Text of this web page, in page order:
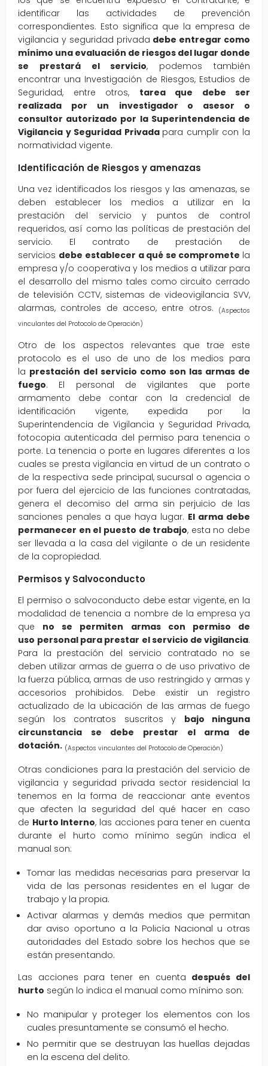
identificar las actividades de prevención
correspondientes. Esto significa que la empresa de
vigilancia y seguridad privada debe entregar como
mínimo una evaluación de riesgos del lugar donde
se prestará el servicio, podemos también
encontrar una Investigación de Riesgos, Estudios de
Seguridad, entre otros, tarea que debe ser
realizada por un
investigador o asesor o
consultor autorizado por la Superintendencia de
Vigilancia y Seguridad Privada para cumplir con la
normatividad vigente.
Identificación de Riesgos y amenazas
Una vez identificados los riesgos y las amenazas, se
deben establecer los medios a utilizar en la
prestación del servicio y puntos de control
requeridos, así como las políticas de prestación del
servicio. El contrato de prestación de
servicios debe establecer a qué se compromete la
empresa y/o cooperativa y los medios a utilizar para
el desarrollo del mismo tales como circuito cerrado
de televisión CCTV, sistemas de videovigilancia SVV,
alarmas, controles de acceso, entre otros.
(Aspectos
vinculantes del Protocolo de Operación)
Otro de los aspectos relevantes que trae este
protocolo es el uso de uno de los medios para
la prestación del servicio como son las armas de
fuego. El personal de vigilantes que porte
armamento debe contar con la credencial de
identificación vigente, expedida por la
Superintendencia de Vigilancia y Seguridad Privada,
fotocopia autenticada del permiso para tenencia o
porte. La tenencia o porte en lugares diferentes a los
cuales se presta vigilancia en virtud de un contrato o
de la respectiva sede principal, sucursal o agencia o
por fuera del ejercicio de las funciones contratadas,
genera el decomiso del arma sin perjuicio de las
sanciones penales a que haya lugar. El arma debe
permanecer en el puesto de trabajo, esta no debe
ser llevada a la casa del vigilante o de un residente
de la copropiedad.
Permisos y Salvoconducto
El permiso o salvoconducto debe estar vigente, en la
modalidad de tenencia a nombre de la empresa ya
que no se permiten armas con permiso de
uso personal para prestar el servicio de vigilancia.
Para la prestación del servicio contratado no se
deben utilizar armas de guerra o de uso privativo de
la fuerza pública, armas de uso restringido y armas y
accesorios prohibidos. Debe existir un registro
actualizado de la ubicación de las armas de fuego
según los contratos suscritos y bajo ninguna
circunstancia se debe prestar el arma de
dotación. (Aspectos vinculantes del Protocolo de Operación)
Otras condiciones para la prestación del servicio de
vigilancia y seguridad privada sector residencial la
tenemos en la forma de reaccionar ante eventos
que afecten la seguridad del qué hacer en caso
de Hurto Interno, las acciones para tener en cuenta
durante el hurto como mínimo según indica el
manual son:
Tomar las medidas necesarias para preservar la
vida de las personas residentes en el lugar de
trabajo y la propia.
Activar alarmas y demás medios que permitan
dar aviso oportuno a la Policía Nacional u otras
autoridades del Estado sobre los hechos que se
están presentando.
Las acciones para tener en cuenta después del
hurto según lo indica el manual como mínimo son:
No manipular y proteger los elementos con los
cuales presuntamente se consumó el hecho.
No permitir que se destruyan las huellas dejadas
en la escena del delito.